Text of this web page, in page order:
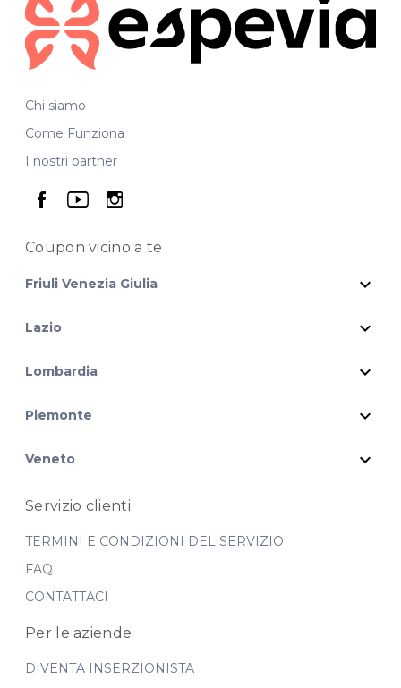
Chi siamo
Come Funziona
I nostri partner
seguici su facebook
seguici su youtube
seguici su instagram
Coupon vicinoa te
Friuli Venezia Giulia expand_more
Lazio expand_more
Lombardia expand_more
Piemonte expand_more
Veneto expand_more
Servizio clienti
TERMINI E CONDIZIONI DEL SERVIZIO
FAQ
CONTATTACI
Per le aziende
DIVENTA INSERZIONISTA